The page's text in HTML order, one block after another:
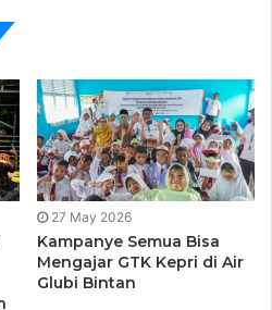
27 May 2026
Kampanye Semua Bisa
Mengajar GTK Kepri di Air
Glubi Bintan